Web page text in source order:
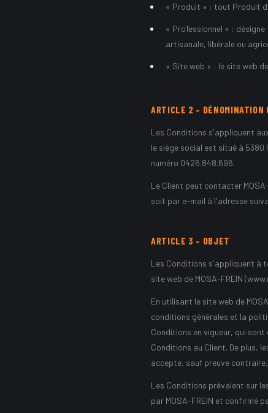
« Produit » : tout Produit
« Professionnel » :
artisanale, libérale ou
« Site web » : le site web
ARTICLE 2 – DÉNOMINATION
Les Conditions s'appliquent
le siège social est situé à 5380
numéro 0426.848.696.
Le Client peut contacter
soit par e-mail à l'adresse
ARTICLE 3 – OBJET
Les Conditions s'appliquent à
site web de MOSA-FREIN
En utilisant le site web de
conditions générales et la
Conditions en vigueur, qui sont
Conditions au Client. De plus,
accepte, sauf preuve
Les Conditions prévalent sur
par MOSA-FREIN et confirmé